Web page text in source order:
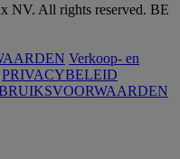
NV. All rights reserved. BE
Verkoop- en
PRIVACYBELEID